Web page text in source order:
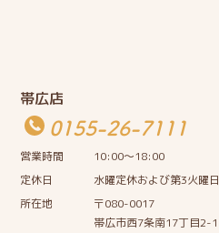
帯広店
0155-26-7111
営業時間
10:00〜18:00
定休日
水曜定休および第3火曜日
所在地
〒080-0017
帯広市西7条南17丁目2-1